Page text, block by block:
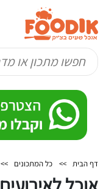
דף הבית >> כל המתכונים >>